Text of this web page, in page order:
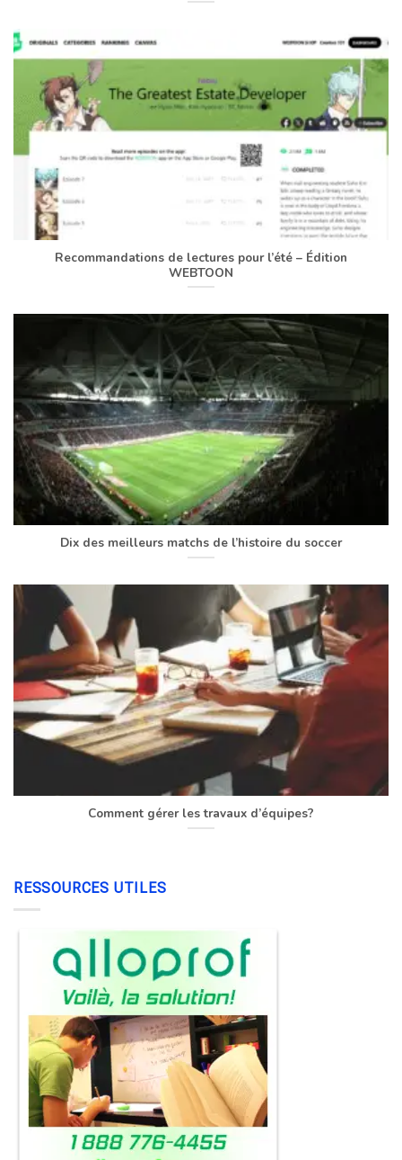
Recommandations de lectures pour l’été – Édition
WEBTOON
Dix des meilleurs matchs de l’histoire du soccer
Comment gérer les travaux d’équipes?
RESSOURCES UTILES